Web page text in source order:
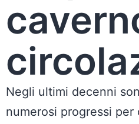
Negli ultimi decenni
numerosi progressi per